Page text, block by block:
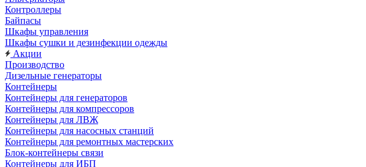
Контроллеры
Байпасы
Шкафы управления
Шкафы сушки и дезинфекции одежды
Акции
Производство
Дизельные генераторы
Контейнеры
Контейнеры для генераторов
Контейнеры для компрессоров
Контейнеры для ЛВЖ
Контейнеры для насосных станций
Контейнеры для ремонтных мастерских
Блок-контейнеры связи
Контейнеры для ИБП